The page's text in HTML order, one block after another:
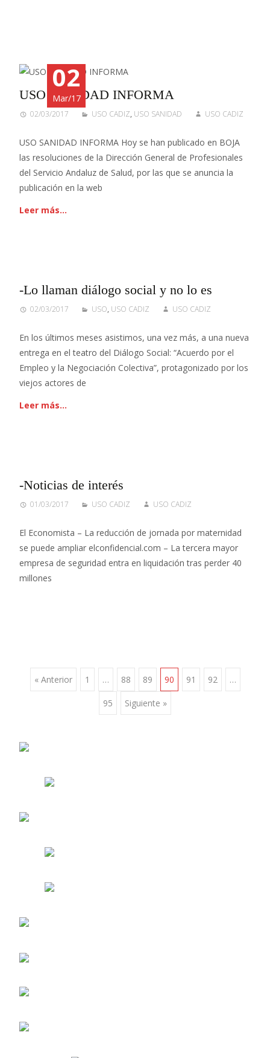
02
Mar/17
USO SANIDAD INFORMA
02/03/2017 USO CADIZ, USO SANIDAD USO CADIZ
USO SANIDAD INFORMA Hoy se han publicado en BOJA
las resoluciones de la Dirección General de Profesionales
del Servicio Andaluz de Salud, por las que se anuncia la
publicación en la web
Leer más…
-Lo llaman diálogo social y no lo es
02/03/2017 USO, USO CADIZ USO CADIZ
En los últimos meses asistimos, una vez más, a una nueva
entrega en el teatro del Diálogo Social: “Acuerdo por el
Empleo y la Negociación Colectiva”, protagonizado por los
viejos actores de
Leer más…
-Noticias de interés
01/03/2017 USO CADIZ USO CADIZ
El Economista – La reducción de jornada por maternidad
se puede ampliar elconfidencial.com – La tercera mayor
empresa de seguridad entra en liquidación tras perder 40
millones
Ir
las
entradas
« Anterior 1 … 88 89 90 91 92 …
95 Siguiente »